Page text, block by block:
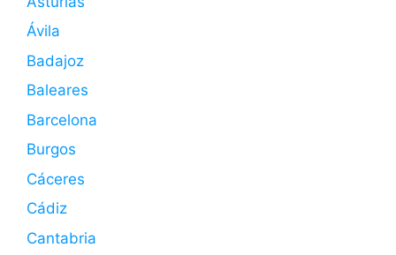
Ávila
Badajoz
Baleares
Barcelona
Burgos
Cáceres
Cádiz
Cantabria